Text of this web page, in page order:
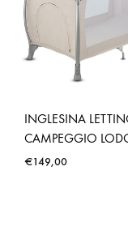
INGLESINA
CAMPEGGIO
€149,00